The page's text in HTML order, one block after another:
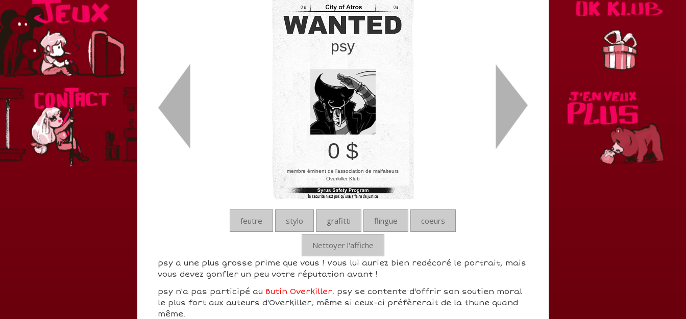
0
psy
0
0 $
membre éminent de l’association de malfaiteurs
Overkiller Klub
feutre stylo grafitti flingue coeurs
Nettoyer l'affiche
psy a une plus grosse prime que vous ! Vous lui auriez bien redécoré le portrait, mais
vous devez gonfler un peu votre réputation avant !
psy n'a pas participé au Butin Overkiller. psy se contente d'offrir son soutien moral
le plus fort aux auteurs d'Overkiller, même si ceux-ci préfèrerait de la thune quand
même.